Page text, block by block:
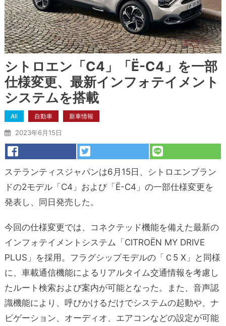
シトロエン「C4」「Ë-C4」を一部
仕様変更、最新インフォテイメント
システムを搭載
All 自動車 新車情報
2023年6月15日
ステランティスジャパンは6月15日、シトロエンブラン
ドの2モデル「C4」および「Ë-C4」の一部仕様変更を
発表し、同日発売した。
今回の仕様変更では、コネクテッド機能を備えた最新の
インフォテイメントシステム「CITROËN MY DRIVE
PLUS」を採用。フラグシップモデルの「Ｃ5 X」と同様
に、車載通信機能によるリアルタイム交通情報を考慮し
たルート検索および案内が可能となった。また、音声認
識機能により、呼びかけるだけでシステムの起動や、ナ
ビゲーション、オーディオ、エアコンなどの設定が可能